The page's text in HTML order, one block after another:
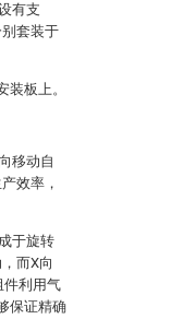
有支
套装于
板上。
移动自
效率，
于旋转
而X向
件利用气
保证精确